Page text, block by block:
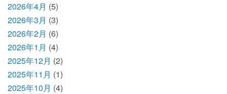
2026年4月 (5)
2026年3月 (3)
2026年2月 (6)
2026年1月 (4)
2025年12月 (2)
2025年11月 (1)
2025年10月 (4)